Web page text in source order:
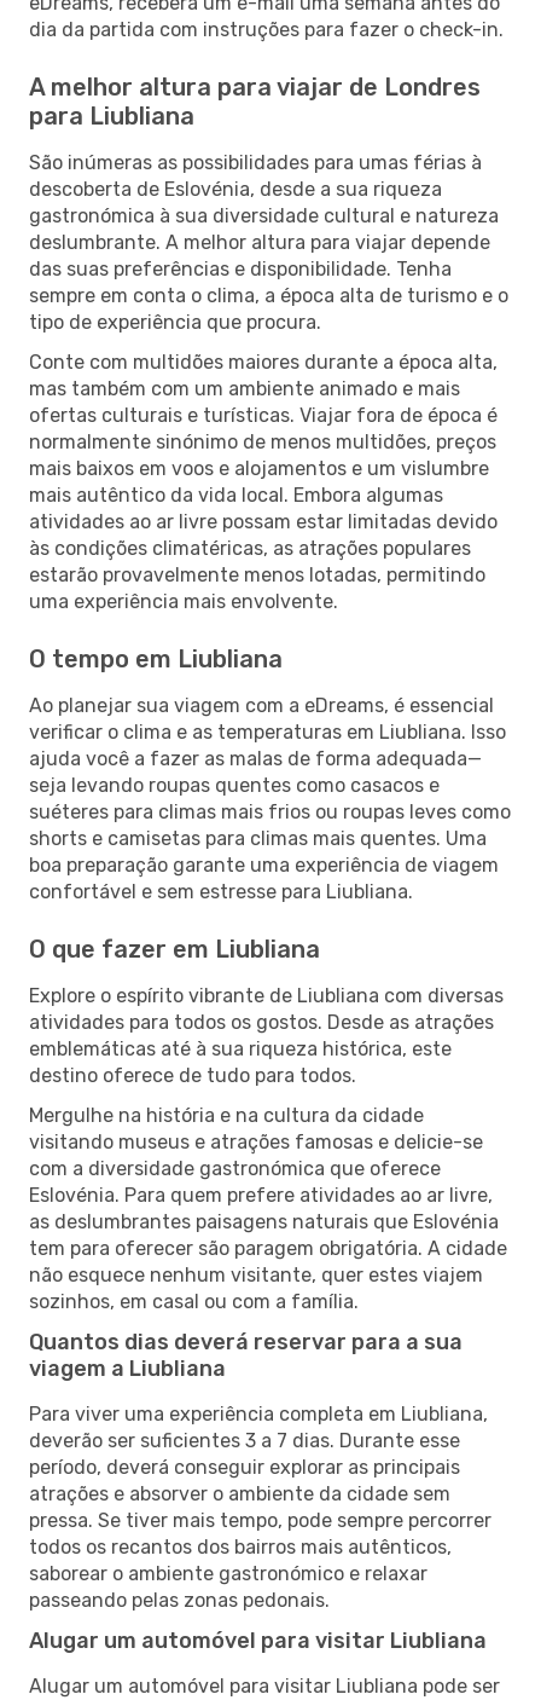
dia da partida com instruções para fazer o check-in.
A melhor altura para viajar de Londres
para Liubliana
São inúmeras as possibilidades para umas férias à
descoberta de Eslovénia, desde a sua riqueza
gastronómica à sua diversidade cultural e natureza
deslumbrante. A melhor altura para viajar depende
das suas preferências e disponibilidade. Tenha
sempre em conta o clima, a época alta de turismo e o
tipo de experiência que procura.
Conte com multidões maiores durante a época alta,
mas também com um ambiente animado e mais
ofertas culturais e turísticas. Viajar fora de época é
normalmente sinónimo de menos multidões, preços
mais baixos em voos e alojamentos e um vislumbre
mais autêntico da vida local. Embora algumas
atividades ao ar livre possam estar limitadas devido
às condições climatéricas, as atrações populares
estarão provavelmente menos lotadas, permitindo
uma experiência mais envolvente.
O tempo em Liubliana
Ao planejar sua viagem com a eDreams, é essencial
verificar o clima e as temperaturas em Liubliana. Isso
ajuda você a fazer as malas de forma adequada—
seja levando roupas quentes como casacos e
suéteres para climas mais frios ou roupas leves como
shorts e camisetas para climas mais quentes. Uma
boa preparação garante uma experiência de viagem
confortável e sem estresse para Liubliana.
O que fazer em Liubliana
Explore o espírito vibrante de Liubliana com diversas
atividades para todos os gostos. Desde as atrações
emblemáticas até à sua riqueza histórica, este
destino oferece de tudo para todos.
Mergulhe na história e na cultura da cidade
visitando museus e atrações famosas e delicie-se
com a diversidade gastronómica que oferece
Eslovénia. Para quem prefere atividades ao ar livre,
as deslumbrantes paisagens naturais que Eslovénia
tem para oferecer são paragem obrigatória. A cidade
não esquece nenhum visitante, quer estes viajem
sozinhos, em casal ou com a família.
Quantos dias deverá reservar para a sua
viagem a Liubliana
Para viver uma experiência completa em Liubliana,
deverão ser suficientes 3 a 7 dias. Durante esse
período, deverá conseguir explorar as principais
atrações e absorver o ambiente da cidade sem
pressa. Se tiver mais tempo, pode sempre percorrer
todos os recantos dos bairros mais autênticos,
saborear o ambiente gastronómico e relaxar
passeando pelas zonas pedonais.
Alugar um automóvel para visitar Liubliana
Alugar um automóvel para visitar Liubliana pode ser